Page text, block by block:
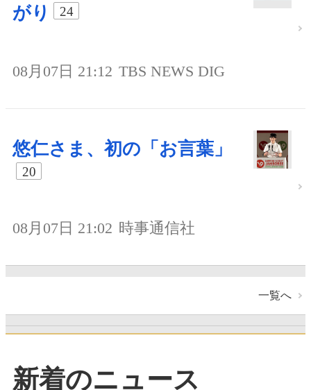
がり
24
08月07日 21:12 TBS NEWS DIG
悠仁さま、初の「お言葉」
20
08月07日 21:02 時事通信社
一覧へ
新着のニュース